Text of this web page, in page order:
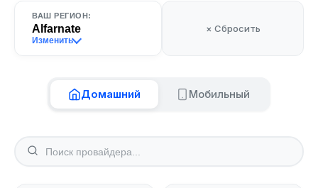
ВАШ РЕГИОН:
Alfarnate
Изменить
× Сбросить
Домашний Мобильный